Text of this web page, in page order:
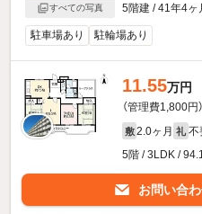
すべての写真
5階建 / 41年4ヶ
駐車場あり 駐輪場あり
11.55万円
（管理費1,800円）
敷 2.0ヶ月 礼 不
5階 / 3LDK /
お問い合